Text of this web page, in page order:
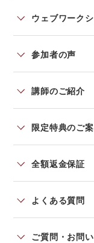
ウェブワーク
参加者の声
講師のご紹介
限定特典のご
全額返金保証
よくある質問
ご質問・お問